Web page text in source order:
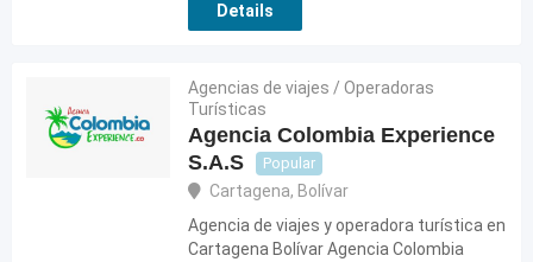
Details
Agencias de viajes / Operadoras
Turísticas
Agencia Colombia Experience
S.A.S
Popular
Cartagena, Bolívar
Agencia de viajes y operadora turística en
Cartagena Bolívar Agencia Colombia